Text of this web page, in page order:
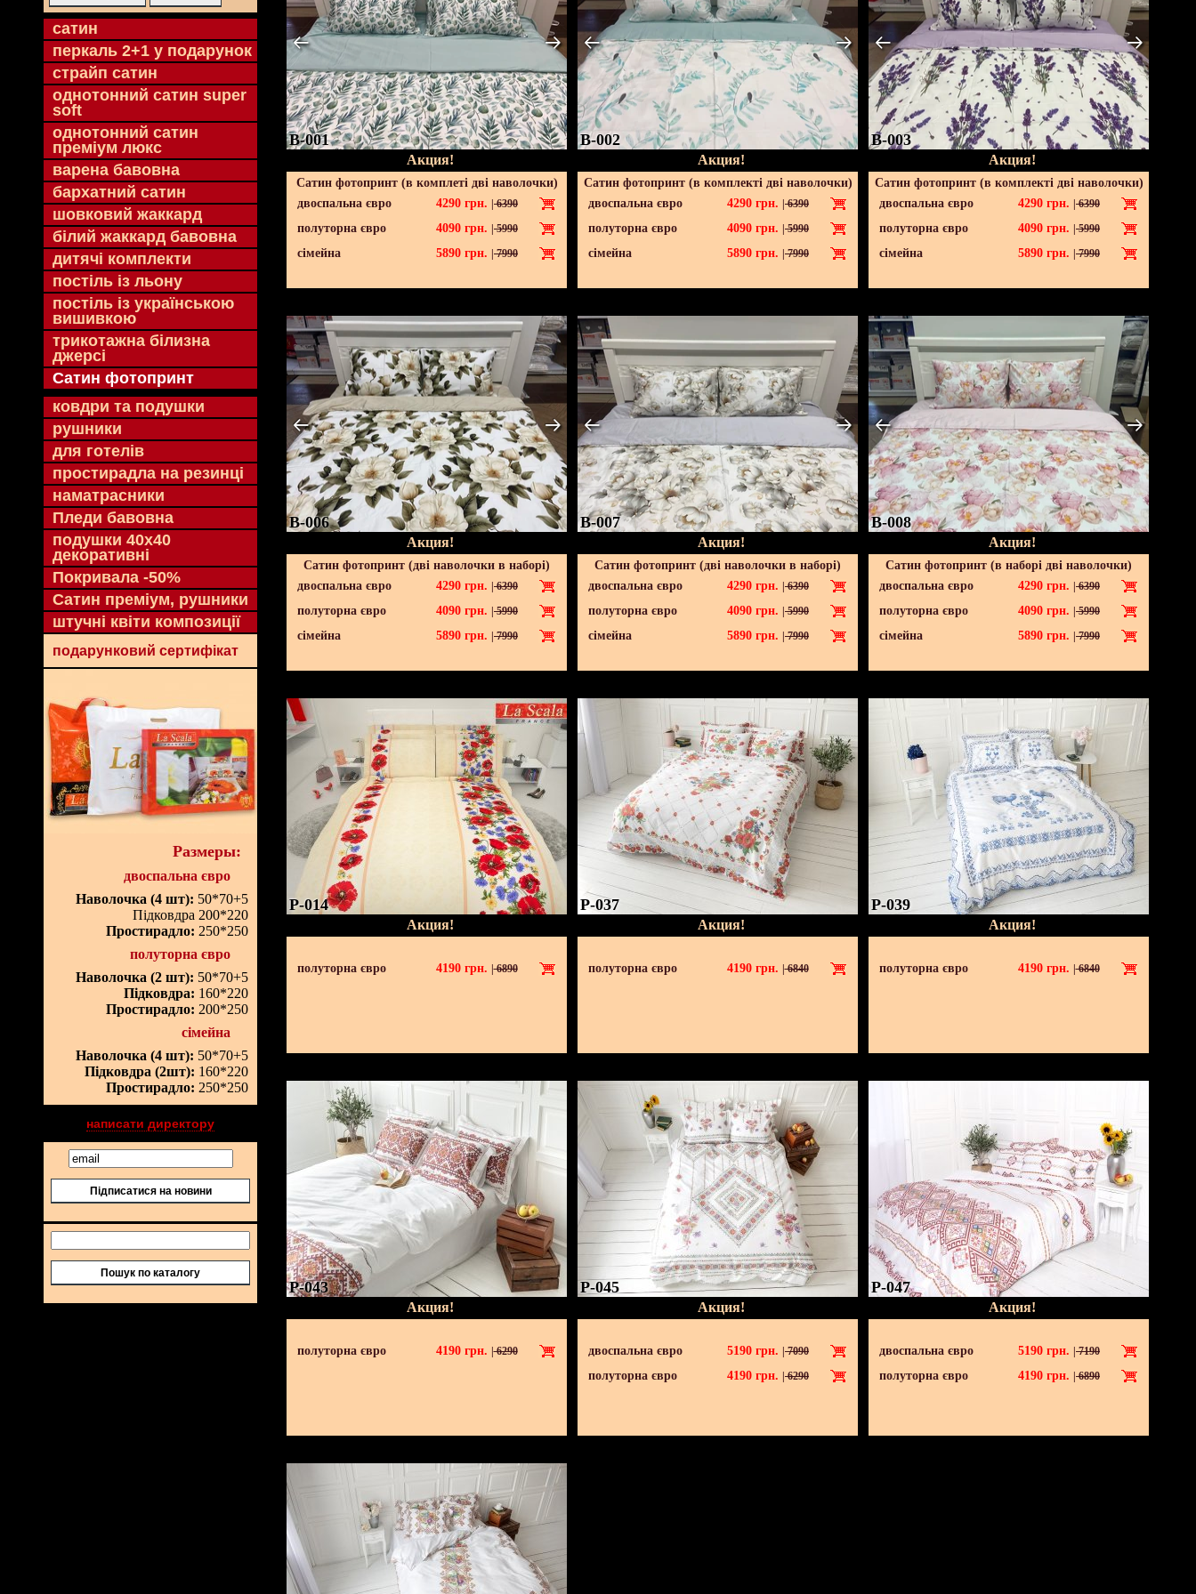
cатин
перкаль 2+1 у подарунок
страйп сатин
однотонний сатин super
soft
однотонний сатин
преміум люкс
варена бавовна
бархатний сатин
шовковий жаккард
білий жаккард бавовна
дитячі комплекти
постіль із льону
постіль із українською
вишивкою
трикотажна білизна
джерсі
Сатин фотопринт
ковдри та подушки
рушники
для готелів
простирадла на резинці
наматрасники
Пледи бавовна
подушки 40х40
декоративні
Покривала -50%
Сатин преміум, рушники
штучні квіти композиції
подарунковий сертифікат
Размеры:
двоспальна євро
Наволочка (4 шт): 50*70+5
Підковдра 200*220
Простирадло: 250*250
полуторна євро
Наволочка (2 шт): 50*70+5
Підковдра: 160*220
Простирадло: 200*250
сімейна
Наволочка (4 шт): 50*70+5
Підковдра (2шт): 160*220
Простирадло: 250*250
написати директору
Підписатися на новини
Пошук по каталогу
B-001
Акция!
Сатин фотопринт (в комплеті дві наволочки)
двоспальна євро
4290 грн. 6390
полуторна євро 4090 грн. 5990
сімейна 5890 грн. 7990
B-002
Акция!
Сатин фотопринт (в комплекті дві наволочки)
двоспальна євро
4290 грн. 6390
полуторна євро 4090 грн. 5990
сімейна 5890 грн. 7990
B-003
Акция!
Сатин фотопринт (в комплекті дві наволочки)
двоспальна євро
4290 грн. 6390
полуторна євро 4090 грн. 5990
сімейна 5890 грн. 7990
B-006
Акция!
Сатин фотопринт (дві наволочки в наборі)
двоспальна євро
4290 грн. 6390
полуторна євро 4090 грн. 5990
сімейна 5890 грн. 7990
B-007
Акция!
Сатин фотопринт (дві наволочки в наборі)
двоспальна євро
4290 грн. 6390
полуторна євро 4090 грн. 5990
сімейна 5890 грн. 7990
B-008
Акция!
Сатин фотопринт (в наборі дві наволочки)
двоспальна євро
4290 грн. 6390
полуторна євро 4090 грн. 5990
сімейна 5890 грн. 7990
P-014
Акция!
полуторна євро 4190 грн. |6890
P-037
Акция!
полуторна євро 4190 грн. |6840
P-039
Акция!
полуторна євро 4190 грн. |6840
P-043
Акция!
полуторна євро 4190 грн. |6290
P-045
Акция!
двоспальна євро 5190 грн. 7090
полуторна євро 4190 грн. 6290
P-047
Акция!
двоспальна євро 5190 грн. 7190
полуторна євро 4190 грн. 6890